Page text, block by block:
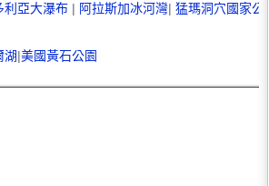
利亞大瀑布 | 阿拉斯加冰河灣| 猛瑪洞穴國家公
湖|美國黃石公園